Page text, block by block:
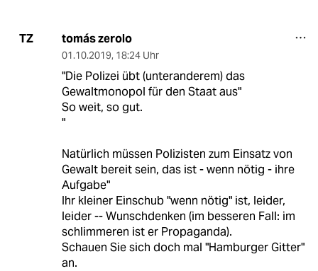
TZ tomás zerolo
01.10.2019, 18:24 Uhr
"Die Polizei übt (unteranderem) das
Gewaltmonopol für den Staat aus"
So weit, so gut.
"
Natürlich müssen Polizisten zum Einsatz von
Gewalt bereit sein, das ist - wenn nötig - ihre
Aufgabe"
Ihr kleiner Einschub "wenn nötig" ist, leider,
leider -- Wunschdenken (im besseren Fall: im
schlimmeren ist er Propaganda).
Schauen Sie sich doch mal "Hamburger Gitter"
an.